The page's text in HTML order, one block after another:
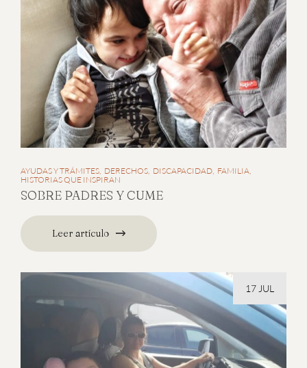
AYUDAS Y TRÁMITES DERECHOS DISCAPACIDAD FAMILIA
HISTORIAS QUE INSPIRAN
SOBRE PADRES Y CUME
Leer artículo
17 JUL